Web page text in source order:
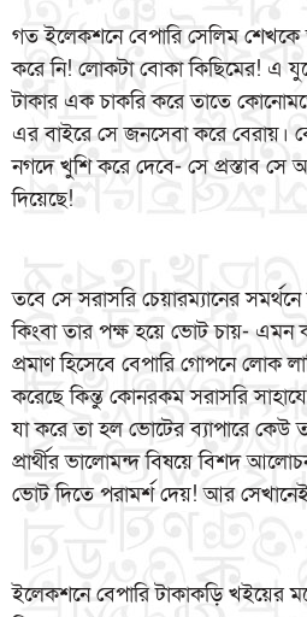
গত ইলেকশনে বেপারি সেলিম শেখকে
করে নি! লোকটা বোকা কিছিমের! এ
টাকার এক চাকরি করে তাতে
এর বাইরে সে জনসেবা করে বেরায়।
নগদে খুশি করে দেবে- সে প্রস্তাব সে
দিয়েছে!
তবে সে সরাসরি চেয়ারম্যানের
কিংবা তার পক্ষ হয়ে ভোট চায়- এমন
প্রমাণ হিসেবে বেপারি গোপনে লোক
করেছে কিন্তু কোনরকম সরাসরি
যা করে তা হল ভোটের ব্যাপারে কেউ
প্রার্থীর ভালোমন্দ বিষয়ে বিশদ
ভোট দিতে পরামর্শ দেয়! আর সেখানেই
ইলেকশনে বেপারি টাকাকড়ি খইয়ের